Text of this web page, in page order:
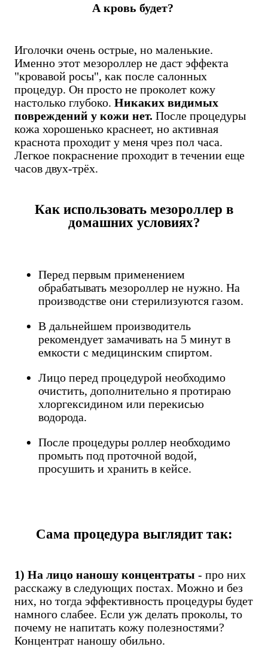
А кровь будет?
Иголочки очень острые, но маленькие.
Именно этот мезороллер не даст эффекта
"кровавой росы", как после салонных
процедур. Он просто не проколет кожу
настолько глубоко. Никаких видимых
повреждений у кожи нет. После процедуры
кожа хорошенько краснеет, но активная
краснота проходит у меня чрез пол часа.
Легкое покраснение проходит в течении еще
часов двух-трёх.
Как использовать мезороллер в
домашних условиях?
Перед первым применением
обрабатывать мезороллер не нужно. На
производстве они стерилизуются газом.
В дальнейшем производитель
рекомендует замачивать на 5 минут в
емкости с медицинским спиртом.
Лицо перед процедурой необходимо
очистить, дополнительно я протираю
хлоргексидином или перекисью
водорода.
После процедуры роллер необходимо
промыть под проточной водой,
просушить и хранить в кейсе.
Сама процедура выглядит так:
1) На лицо наношу концентраты - про них
расскажу в следующих постах. Можно и без
них, но тогда эффективность процедуры будет
намного слабее. Если уж делать проколы, то
почему не напитать кожу полезностями?
Концентрат наношу обильно.